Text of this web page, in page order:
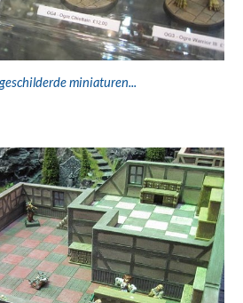
miniaturen...